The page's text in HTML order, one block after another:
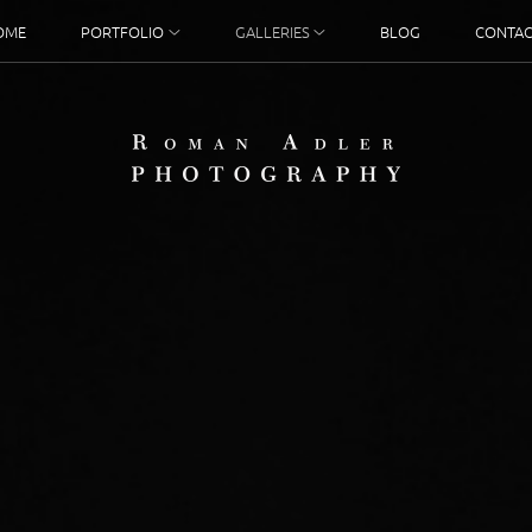
PORTFOLIO GALLERIES BLOG